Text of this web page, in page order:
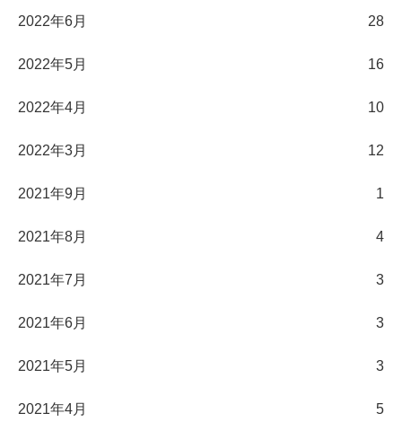
2022年6月 28
2022年5月 16
2022年4月 10
2022年3月 12
2021年9月 1
2021年8月 4
2021年7月 3
2021年6月 3
2021年5月 3
2021年4月 5